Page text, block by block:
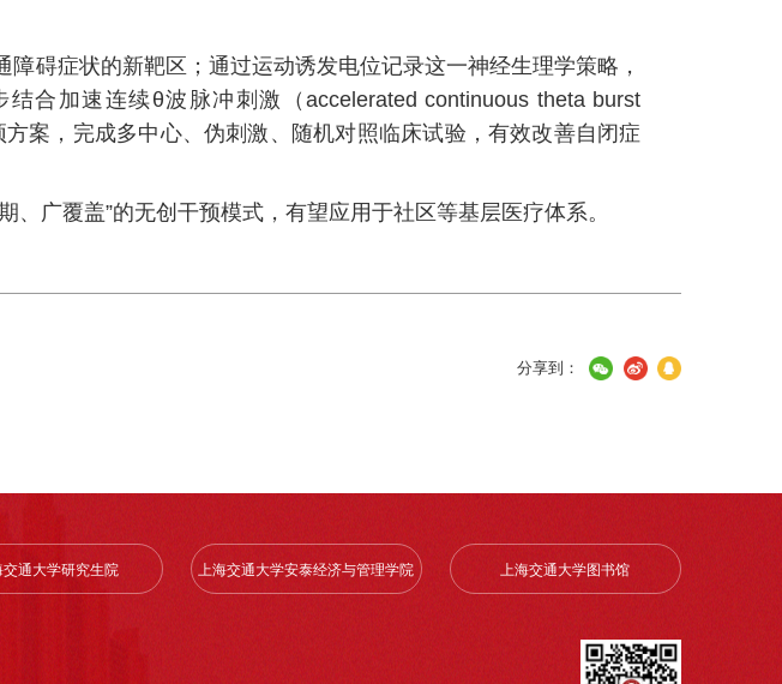
碍症状的新靶区；通过运动诱发电位记录这一神经生理学策略，
合加速连续θ波脉冲刺激（accelerated continuous theta burst
案，完成多中心、伪刺激、随机对照临床试验，有效改善自闭症
广覆盖”的无创干预模式，有望应用于社区等基层医疗体系。
分享到：
交通大学研究生院 上海交通大学安泰经济与管理学院 上海交通大学图书馆